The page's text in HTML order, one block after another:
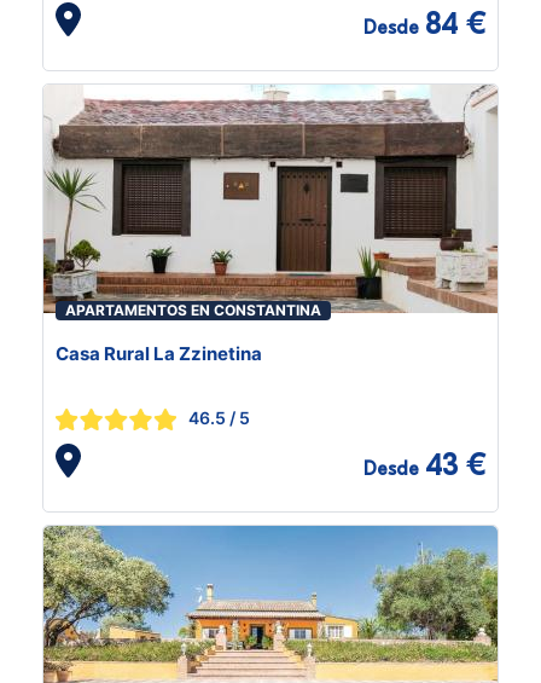
Desde 84 €
APARTAMENTOS EN CONSTANTINA
Casa Rural La Zzinetina
46.5 / 5
Desde 43 €